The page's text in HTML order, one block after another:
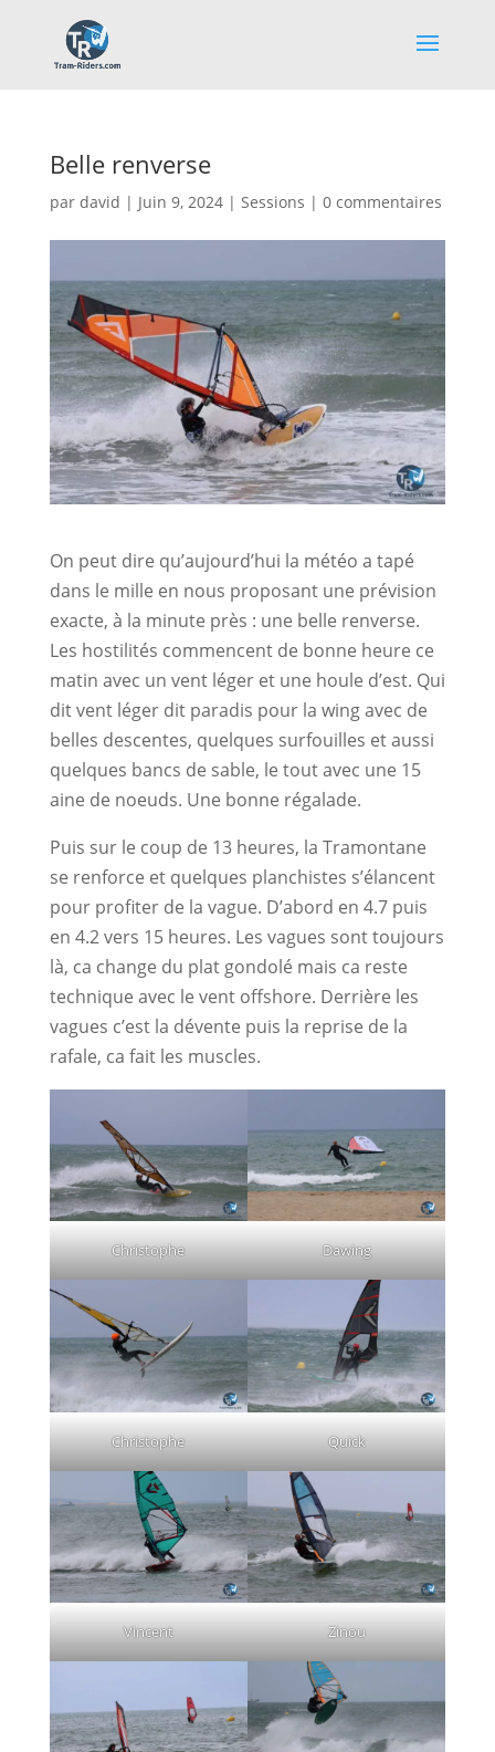
Belle renverse
par david | Juin 9, 2024| Sessions | 0 commentaires
On peut dire qu’aujourd’hui la météo a tapé
dans le mille en nous proposant une prévision
exacte, à la minute près : une belle renverse.
Les hostilités commencent de bonne heure ce
matin avec un vent léger et une houle d’est. Qui
dit vent léger dit paradis pour la wing avec de
belles descentes, quelques surfouilles et aussi
quelques bancs de sable, le tout avec une 15
aine de noeuds. Une bonne régalade.
Puis sur le coup de 13 heures, la Tramontane
se renforce et quelques planchistes s’élancent
pour profiter de la vague. D’abord en 4.7 puis
en 4.2 vers 15 heures. Les vagues sont toujours
là, ca change du plat gondolé mais ca reste
technique avec le vent offshore. Derrière les
vagues c’est la dévente puis la reprise de la
rafale, ca fait les muscles.
Christophe Dawing
Christophe Quick
Vincent Zinou